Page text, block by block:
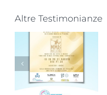
Altre Testimonianze
Progetto
“VAMOLAA,
in campo
anche
l’Università